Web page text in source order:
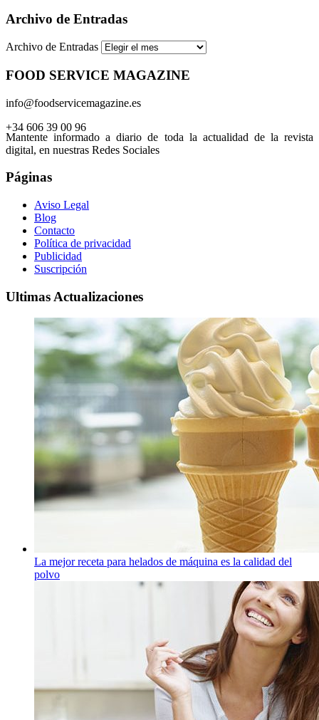
Archivo de Entradas
Archivo de Entradas
FOOD SERVICE MAGAZINE
info@foodservicemagazine.es
+34 606 39 00 96
Mantente informado a diario de toda la actualidad de la revista
digital, en nuestras Redes Sociales
Páginas
Aviso Legal
Blog
Contacto
Política de privacidad
Publicidad
Suscripción
Ultimas Actualizaciones
La mejor receta para helados de máquina es la calidad del
polvo